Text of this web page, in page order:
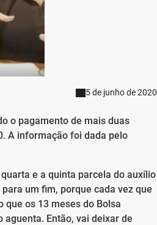
5 de junho de 2020
o pagamento de mais duas
A informação foi dada pelo
e a quinta parcela do auxílio
um fim, porque cada vez que
que os 13 meses do Bolsa
aguenta. Então, vai deixar de